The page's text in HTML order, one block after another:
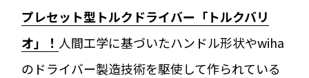
プレセット型トルクドライバー「トルクバリ
オ」！ 人間工学に基づいたハンドル形状やwiha
のドライバー製造技術を駆使して作られている